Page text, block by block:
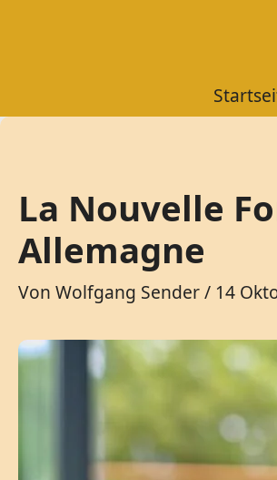
La Nouvelle
Allemagne
Von Wolfgang Sender/ 14